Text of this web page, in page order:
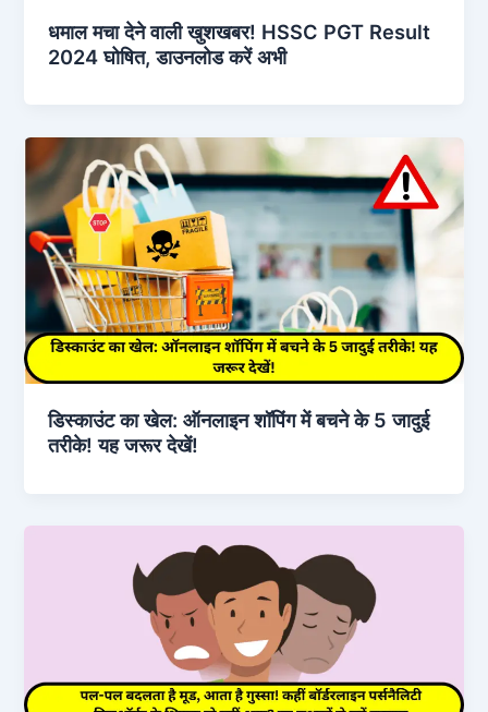
धमाल मचा देने वाली खुशखबर! HSSC PGT Result
2024 घोषित, डाउनलोड करें अभी
डिस्काउंट का खेल: ऑनलाइन शॉपिंग में बचने के 5 जादुई
तरीके! यह जरूर देखें!